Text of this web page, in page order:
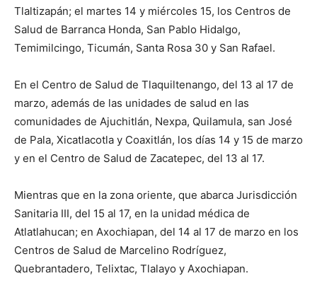
Tlaltizapán; el martes 14 y miércoles 15, los Centros de
Salud de Barranca Honda, San Pablo Hidalgo,
Temimilcingo, Ticumán, Santa Rosa 30 y San Rafael.
En el Centro de Salud de Tlaquiltenango, del 13 al 17 de
marzo, además de las unidades de salud en las
comunidades de Ajuchitlán, Nexpa, Quilamula, san José
de Pala, Xicatlacotla y Coaxitlán, los días 14 y 15 de marzo
y en el Centro de Salud de Zacatepec, del 13 al 17.
Mientras que en la zona oriente, que abarca Jurisdicción
Sanitaria III, del 15 al 17, en la unidad médica de
Atlatlahucan; en Axochiapan, del 14 al 17 de marzo en los
Centros de Salud de Marcelino Rodríguez,
Quebrantadero, Telixtac, Tlalayo y Axochiapan.